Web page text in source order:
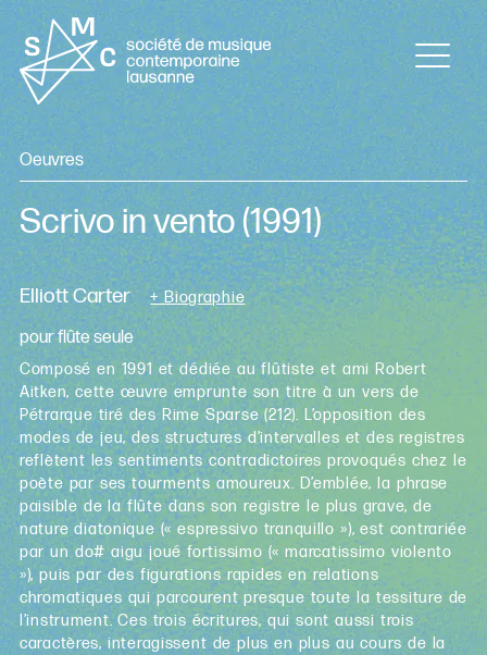
Oeuvres
Scrivo in vento(1991)
Elliott Carter + Biographie
pour flûte seule
Composé en 1991 et dédiée au flûtiste et ami Robert
Aitken, cette œuvre emprunte son titre à un vers de
Pétrarque tiré des Rime Sparse (212). L’opposition des
modes de jeu, des structures d’intervalles et des registres
reflètent les sentiments contradictoires provoqués chez le
poète par ses tourments amoureux. D’emblée, la phrase
paisible de la flûte dans son registre le plus grave, de
nature diatonique (« espressivo tranquillo »), est contrariée
par un do# aigu joué fortissimo (« marcatissimo violento
»), puis par des figurations rapides en relations
chromatiques qui parcourent presque toute la tessiture de
l’instrument. Ces trois écritures, qui sont aussi trois
caractères, interagissent de plus en plus au cours de la